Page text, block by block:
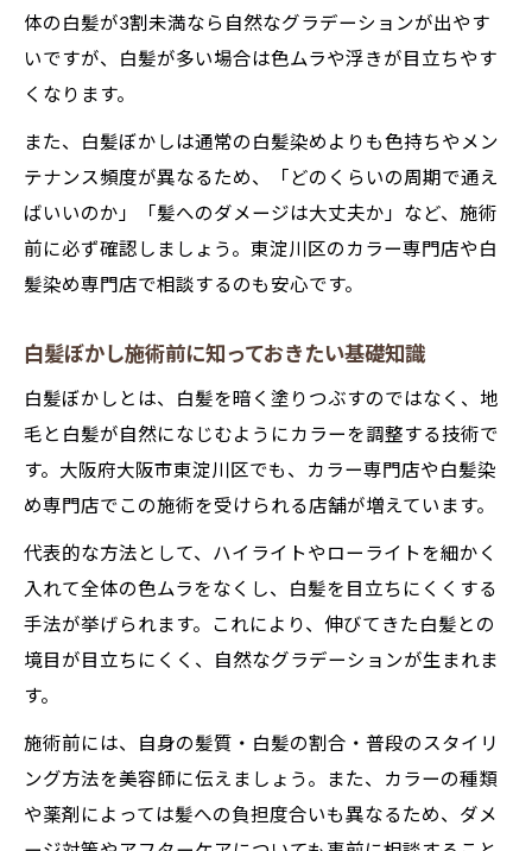
体の白髪が3割未満なら自然なグラデーションが出やす
いですが、白髪が多い場合は色ムラや浮きが目立ちやす
くなります。
また、白髪ぼかしは通常の白髪染めよりも色持ちやメン
テナンス頻度が異なるため、「どのくらいの周期で通え
ばいいのか」「髪へのダメージは大丈夫か」など、施術
前に必ず確認しましょう。東淀川区のカラー専門店や白
髪染め専門店で相談するのも安心です。
白髪ぼかし施術前に知っておきたい基礎知識
白髪ぼかしとは、白髪を暗く塗りつぶすのではなく、地
毛と白髪が自然になじむようにカラーを調整する技術で
す。大阪府大阪市東淀川区でも、カラー専門店や白髪染
め専門店でこの施術を受けられる店舗が増えています。
代表的な方法として、ハイライトやローライトを細かく
入れて全体の色ムラをなくし、白髪を目立ちにくくする
手法が挙げられます。これにより、伸びてきた白髪との
境目が目立ちにくく、自然なグラデーションが生まれま
す。
施術前には、自身の髪質・白髪の割合・普段のスタイリ
ング方法を美容師に伝えましょう。また、カラーの種類
や薬剤によっては髪への負担度合いも異なるため、ダメ